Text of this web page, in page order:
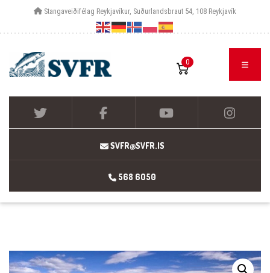
Stangaveiðifélag Reykjavíkur, Suðurlandsbraut 54, 108 Reykjavík
0
SVFR@SVFR.IS
568 6050